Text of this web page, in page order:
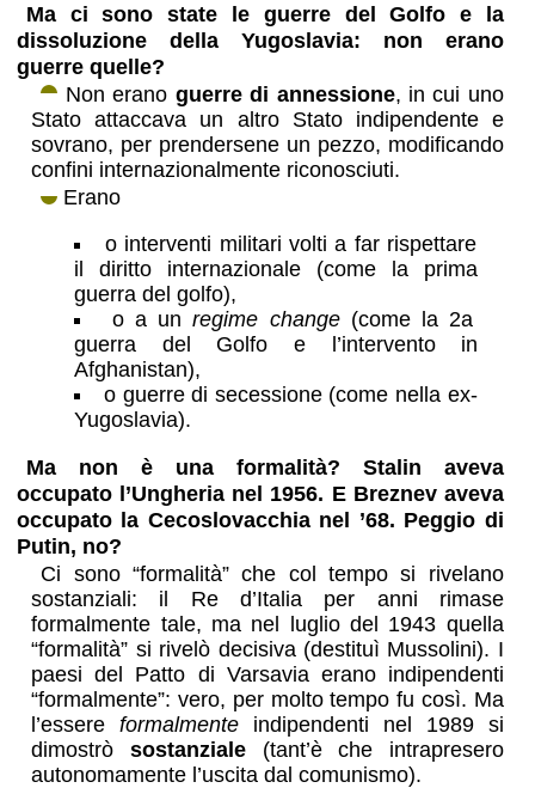
Ma ci sono state le guerre del Golfo e la
dissoluzione della Yugoslavia: non erano
guerre quelle?
Non erano guerre di annessione, in cui uno
Stato attaccava un altro Stato indipendente e
sovrano, per prendersene un pezzo, modificando
confini internazionalmente riconosciuti.
Erano
o interventi militari volti a far rispettare
il diritto internazionale (come la prima
guerra del golfo),
o a unregime change(come la 2a
guerra del Golfo e l’intervento in
Afghanistan),
o guerre di secessione (come nella ex-
Yugoslavia).
Ma non è una formalità? Stalin aveva
occupato l’Ungheria nel 1956. E Breznev aveva
occupato la Cecoslovacchia nel ’68. Peggio di
Putin, no?
Ci sono “formalità” che col tempo si rivelano
sostanziali: il Re d’Italia per anni rimase
formalmente tale, ma nel luglio del 1943 quella
“formalità” si rivelò decisiva (destituì Mussolini). I
paesi del Patto di Varsavia erano indipendenti
“formalmente”: vero, per molto tempo fu così. Ma
l’essereformalmente indipendenti nel 1989 si
dimostrò sostanziale(tant’è che intrapresero
autonomamente l’uscita dal comunismo).